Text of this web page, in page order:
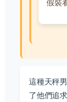
假裝
這種天秤
了他們追